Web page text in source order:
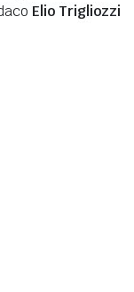
Elio Trigliozzi